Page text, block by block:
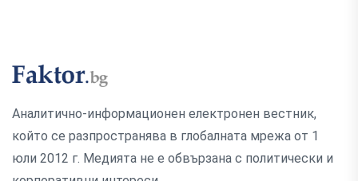
Аналитично-информационен електронен вестник,
който се разпространява в глобалната мрежа от 1
юли 2012 г. Медията не е обвързана с политически и